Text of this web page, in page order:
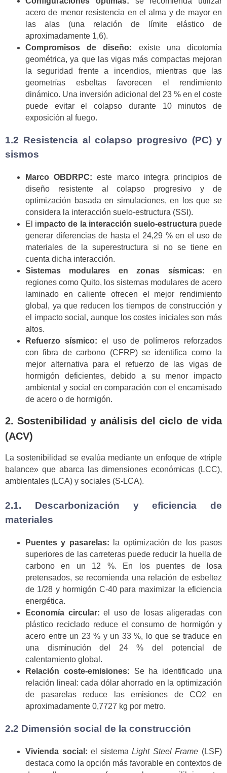
acero de menor resistencia en el alma y de mayor en
las alas (una relación de límite elástico de
aproximadamente 1,6).
Compromisos de diseño: existe una dicotomía
geométrica, ya que las vigas más compactas mejoran
la seguridad frente a incendios, mientras que las
geometrías esbeltas favorecen el rendimiento
dinámico. Una inversión adicional del 23 % en el coste
puede evitar el colapso durante 10 minutos de
exposición al fuego.
1.2 Resistencia al colapso progresivo (PC) y
sismos
Marco OBDRPC: este marco integra principios de
diseño resistente al colapso progresivo y de
optimización basada en simulaciones, en los que se
considera la interacción suelo-estructura (SSI).
El impacto de la interacción suelo-estructurapuede
generar diferencias de hasta el 24,29 % en el uso de
materiales de la superestructura si no se tiene en
cuenta dicha interacción.
Sistemas modulares en zonas sísmicas: en
regiones como Quito, los sistemas modulares de acero
laminado en caliente ofrecen el mejor rendimiento
global, ya que reducen los tiempos de construcción y
el impacto social, aunque los costes iniciales son más
altos.
Refuerzo sísmico: el uso de polímeros reforzados
con fibra de carbono (CFRP) se identifica como la
mejor alternativa para el refuerzo de las vigas de
hormigón deficientes, debido a su menor impacto
ambiental y social en comparación con el encamisado
de acero o de hormigón.
2. Sostenibilidad y análisis del ciclo de vida
(ACV)
La sostenibilidad se evalúa mediante un enfoque de «triple
balance» que abarca las dimensiones económicas (LCC),
ambientales (LCA) y sociales (S-LCA).
2.1. Descarbonización y eficiencia de
materiales
Puentes y pasarelas: la optimización de los pasos
superiores de las carreteras puede reducir la huella de
carbono en un 12 %. En los puentes de losa
pretensados, se recomienda una relación de esbeltez
de 1/28 y hormigón C-40 para maximizar la eficiencia
energética.
Economía circular: el uso de losas aligeradas con
plástico reciclado reduce el consumo de hormigón y
acero entre un 23 % y un 33 %, lo que se traduce en
una disminución del 24 % del potencial de
calentamiento global.
Relación coste-emisiones: Se ha identificado una
relación lineal: cada dólar ahorrado en la optimización
de pasarelas reduce las emisiones de CO2 en
aproximadamente 0,7727 kg por metro.
2.2 Dimensión social de la construcción
Vivienda social: el sistemaLight Steel Frame (LSF)
destaca como la opción más favorable en contextos de